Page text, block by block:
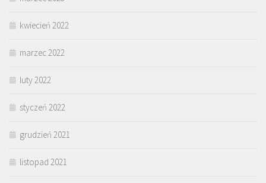
kwiecień 2022
marzec 2022
luty 2022
styczeń 2022
grudzień 2021
listopad 2021